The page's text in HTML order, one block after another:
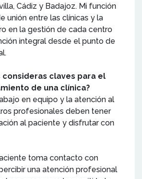
Cádiz y Badajoz. Mi función
unión entre las clínicas y la
en la gestión de cada centro
integral desde el punto de
consideras claves para el
de una clínica?
en equipo y la atención al
profesionales deben tener
al paciente y disfrutar con
toma contacto con
una atención profesional